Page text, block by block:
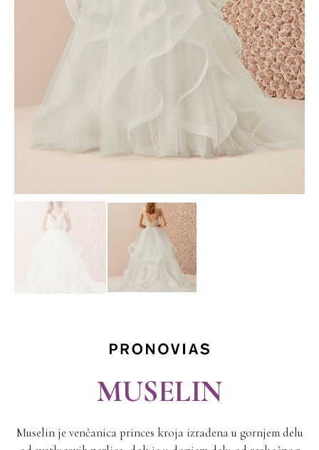
MUSELIN
Muselin je venčanica princes kroja izrađena u gornjem delu